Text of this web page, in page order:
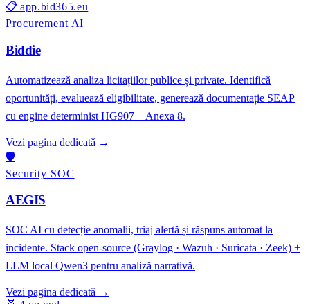
📋 app.bid365.eu
Procurement AI
Biddie
Automatizează analiza licitațiilor publice și private. Identifică
oportunități, evaluează eligibilitate, generează documentație SEAP
cu engine determinist HG907 + Anexa 8.
Vezi pagina dedicată →
🛡
Security SOC
AEGIS
SOC AI cu detecție anomalii, triaj alertă și răspuns automat la
incidente. Stack open-source (Graylog · Wazuh · Suricata · Zeek) +
LLM local Qwen3 pentru analiză narrativă.
Vezi pagina dedicată →